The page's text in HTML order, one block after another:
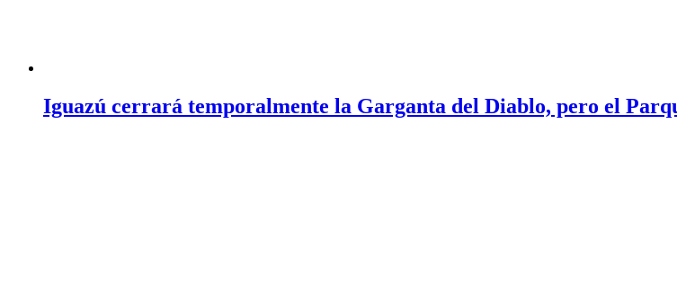
Iguazú cerrará temporalmente la Garganta del Diablo, pero el